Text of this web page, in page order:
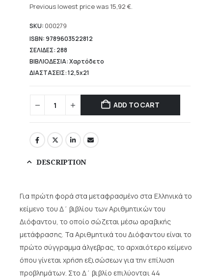
19,90 €.
price
15,92 €.
Previous lowest price was 15,92 €.
SKU: 000279
ISBN: 9789603522812
ΣΕΛΙΔΕΣ: 288
ΒΙΒΛΙΟΔΕΣΙΑ: Χαρτόδετο
ΔΙΑΣΤΑΣΕΙΣ: 12,5x21
ADD TO CART
DESCRIPTION
Για πρώτη φορά στα μεταφρασμένο στα Ελληνικά το
κείμενο του Δ΄ βιβλίου των Αριθμητικών του
Διόφαντου, το οποίο σώζεται μέσω αραβικής
μετάφρασης. Τα Αριθμητικά του Διόφαντου είναι το
πρώτο σύγγραμμα άλγεβρας, το αρχαιότερο κείμενο
όπου γίνεται χρήση εξισώσεων για την επίλυση
προβλημάτων. Στο Δ΄ βιβλίο επιλύονται 44